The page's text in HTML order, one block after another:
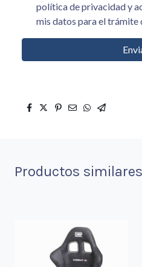
política de privacidad y acepto el tratamiento de
mis datos para el trámite
Productos similares